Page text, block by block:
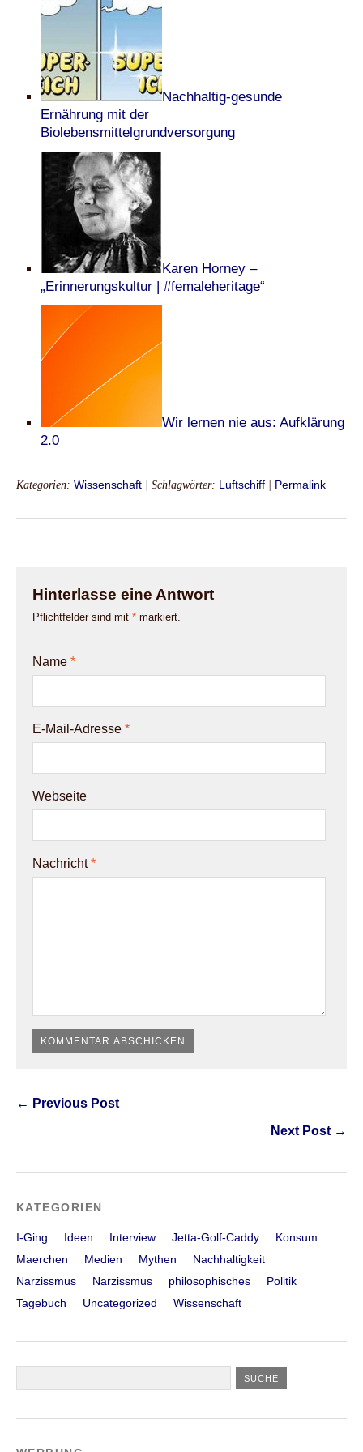
Nachhaltig-gesunde
Ernährung mit der
Biolebensmittelgrundversorgung
Karen Horney –
„Erinnerungskultur | #femaleheritage“
Wir lernen nie aus: Aufklärung
2.0
Kategorien: Wissenschaft | Schlagwörter: Luftschiff Permalink
Hinterlasse eine Antwort
Pflichtfelder sind mit * markiert.
Name *
E-Mail-Adresse *
Webseite
Nachricht*
← Previous Post
Next Post →
KATEGORIEN
I-Ging Ideen Interview Jetta-Golf-Caddy
Konsum
Maerchen
Medien Mythen
Nachhaltigkeit
Narzissmus
Narzissmus philosophisches
Politik
Tagebuch
Uncategorized Wissenschaft